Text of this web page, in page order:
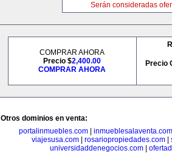
Serán consideradas
COMPRAR AHORA
Precio $2,400.00
COMPRAR AHORA
Precio
Otros dominios en venta:
portalinmuebles.com
inmueblesalaventa.com
viajesusa.com| rosariopropiedades.com|
universidaddenegocios.com